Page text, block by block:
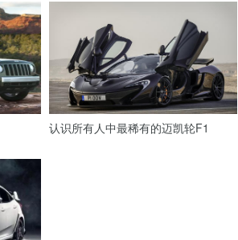
认识所有人中最稀有的迈凯轮F1